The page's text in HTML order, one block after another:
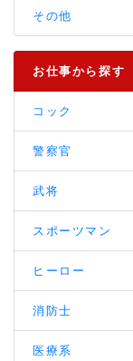
その他
お仕事から探す
コック
警察官
武将
スポーツマン
ヒーロー
消防士
医療系